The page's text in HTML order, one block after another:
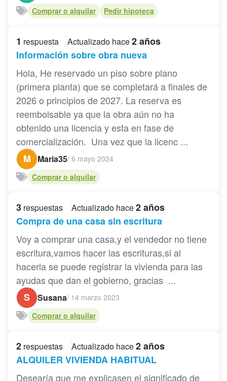
Comprar o alquilar
Pedir hipoteca
1 respuesta Actualizado hace2 años
Información sobre obra nueva
Hola, He reservado un piso sobre plano
(primera planta) que se completará a finales de
2026 o principios de 2027. La reserva es
reembolsable ya que la obra aún no ha
obtenido una licencia y esta en fase de
comercialización. Una vez que la licenc ...
M
Maria35/ 6 mayo 2024
Comprar o alquilar
3 respuestas Actualizado hace2 años
Compra de una casa sin escritura
Voy a comprar una casa,y el vendedor no tiene
escritura,vamos hacer las escrituras,si al
hacerla se puede registrar la vivienda para las
ayudas que dan el gobierno, gracias ...
S
Susana/ 14 marzo 2023
Comprar o alquilar
2 respuestas Actualizado hace2 años
ALQUILER VIVIENDA HABITUAL
Desearía que me explicasen el significado de